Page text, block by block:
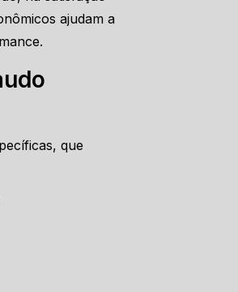
ajudam a
que